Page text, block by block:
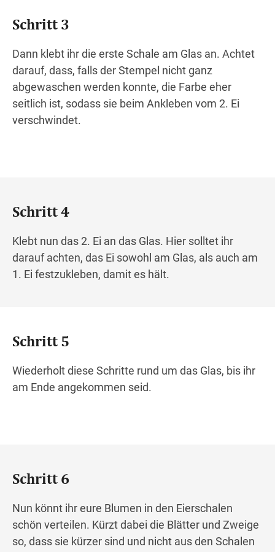
Schritt 3
Dann klebt ihr die erste Schale am Glas an. Achtet
darauf, dass, falls der Stempel nicht ganz
abgewaschen werden konnte, die Farbe eher
seitlich ist, sodass sie beim Ankleben vom 2. Ei
verschwindet.
Schritt 4
Klebt nun das 2. Ei an das Glas. Hier solltet ihr
darauf achten, das Ei sowohl am Glas, als auch am
1. Ei festzukleben, damit es hält.
Schritt 5
Wiederholt diese Schritte rund um das Glas, bis ihr
am Ende angekommen seid.
Schritt 6
Nun könnt ihr eure Blumen in den Eierschalen
schön verteilen. Kürzt dabei die Blätter und Zweige
so, dass sie kürzer sind und nicht aus den Schalen